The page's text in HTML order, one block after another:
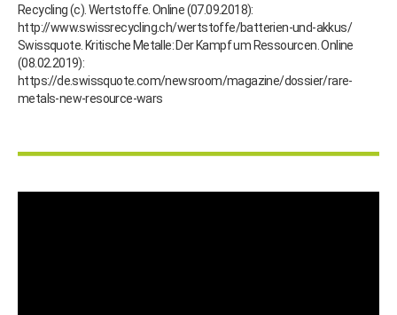
Recycling (c). Wertstoffe. Online (07.09.2018):
http://www.swissrecycling.ch/wertstoffe/batterien-und-akkus/
Swissquote. Kritische Metalle: Der Kampf um Ressourcen. Online
(08.02.2019):
https://de.swissquote.com/newsroom/magazine/dossier/rare-
metals-new-resource-wars